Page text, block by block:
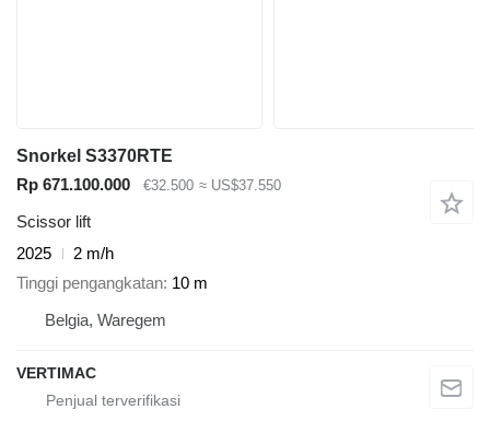
Snorkel S3370RTE
Rp 671.100.000
€32.500 ≈ US$37.550
Scissor lift
2025
2 m/h
Tinggi pengangkatan 10 m
Belgia, Waregem
VERTIMAC